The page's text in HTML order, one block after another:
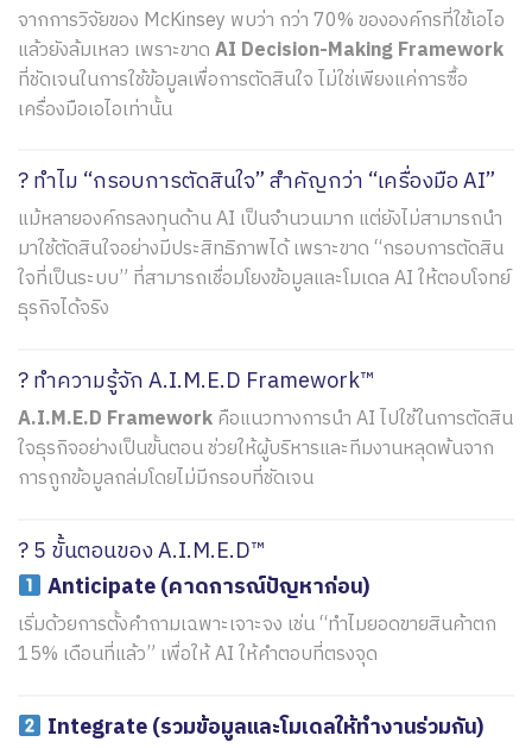
จากการวิจัยของ McKinsey พบว่า กว่า 70% ขององค์กรที่ใช้เอไอ
แล้วยังล้มเหลว เพราะขาดAI Decision-Making Framework
ที่ชัดเจนในการใช้ข้อมูลเพื่อการตัดสินใจ ไม่ใช่เพียงแค่การซื้อ
เครื่องมือเอไอเท่านั้น
? ทำไม “กรอบการตัดสินใจ” สำคัญกว่า “เครื่องมือ AI”
แม้หลายองค์กรลงทุนด้าน AI เป็นจำนวนมาก แต่ยังไม่สามารถนำ
มาใช้ตัดสินใจอย่างมีประสิทธิภาพได้ เพราะขาด “กรอบการตัดสิน
ใจที่เป็นระบบ” ที่สามารถเชื่อมโยงข้อมูลและโมเดล AI ให้ตอบโจทย์
ธุรกิจได้จริง
? ทำความรู้จัก A.I.M.E.D Framework™
A.I.M.E.D Frameworkคือแนวทางการนำ AI ไปใช้ในการตัดสิน
ใจธุรกิจอย่างเป็นขั้นตอน ช่วยให้ผู้บริหารและทีมงานหลุดพ้นจาก
การถูกข้อมูลถล่มโดยไม่มีกรอบที่ชัดเจน
? 5 ขั้นตอนของ A.I.M.E.D™
Anticipate (คาดการณ์ปัญหาก่อน)
เริ่มด้วยการตั้งคำถามเฉพาะเจาะจง เช่น “ทำไมยอดขายสินค้าตก
15% เดือนที่แล้ว” เพื่อให้ AI ให้คำตอบที่ตรงจุด
Integrate (รวมข้อมูลและโมเดลให้ทำงานร่วมกัน)